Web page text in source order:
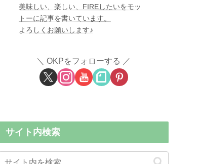
美味しい、楽しい、FIREしたいをモッ
トーに記事を書いています。
よろしくお願いします♪
OKPをフォローする
サイト内検索